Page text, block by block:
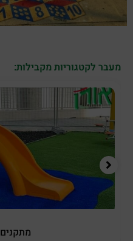
מעבר לקטגוריות מקבילות: